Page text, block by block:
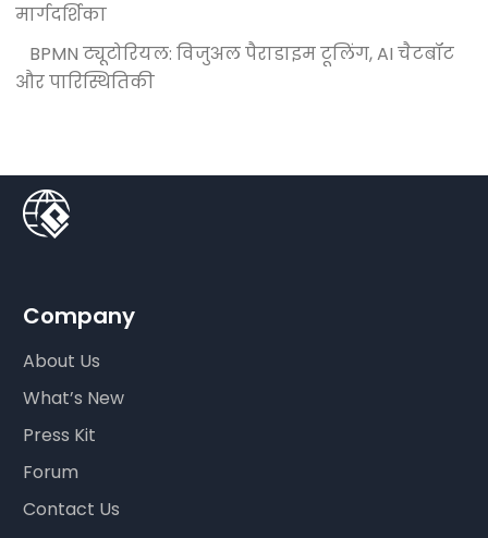
मार्गदर्शिका
BPMN ट्यूटोरियल: विजुअल पैराडाइम टूलिंग, AI चैटबॉट
और पारिस्थितिकी
Company
About Us
What’s New
Press Kit
Forum
Contact Us